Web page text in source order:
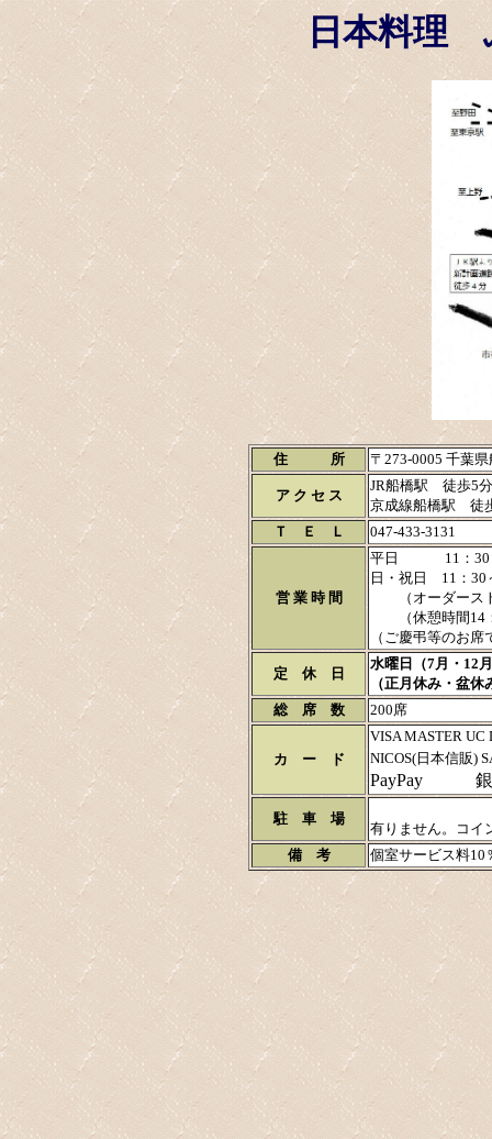
日本料理
住 所 〒273-0005 千葉
ア ク セ ス
JR船橋駅 徒歩
京成線船橋駅
Ｔ Ｅ Ｌ
047-433-3131
営 業 時 間
平日 11：30
日・祝日 11：30
（オーダース
（休憩時間14
（ご慶弔等のお
定 休 日
水曜日
（7月・12
（正月休み・盆
総 席 数
200席
カ ー ド
VISA MASTER UC
NICOS(日本信販)
PayPay 銀
駐 車 場
有りません。コイ
備 考
個室サービス料